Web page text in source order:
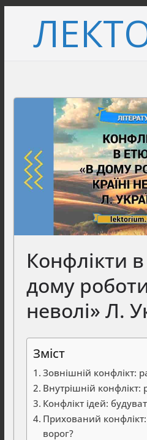
вмісту
Конфлікти
дому
неволі» Л.
Зміст
Зовнішній конфлікт:
Внутрішній конфлікт:
Конфлікт ідей:
Прихований
ворог?